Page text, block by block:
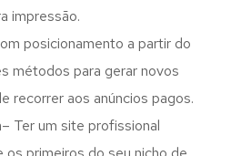
impressão.
posicionamento a partir do
métodos para gerar novos
recorrer aos anúncios pagos.
Ter um site profissional